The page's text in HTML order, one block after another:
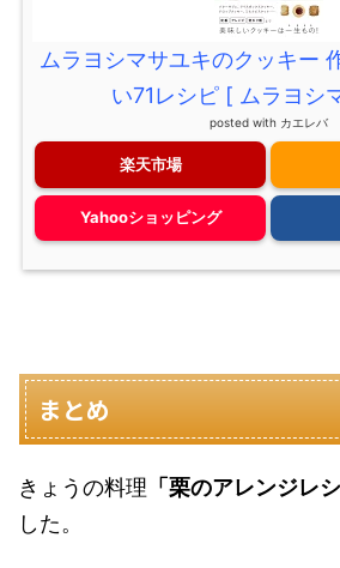
ムラヨシマサユキのクッキー
い71レシピ [ ムラヨシ
posted with カエレバ
楽天市場
Yahooショッピング
まとめ
きょうの料理 「栗のアレンジレシ
した。